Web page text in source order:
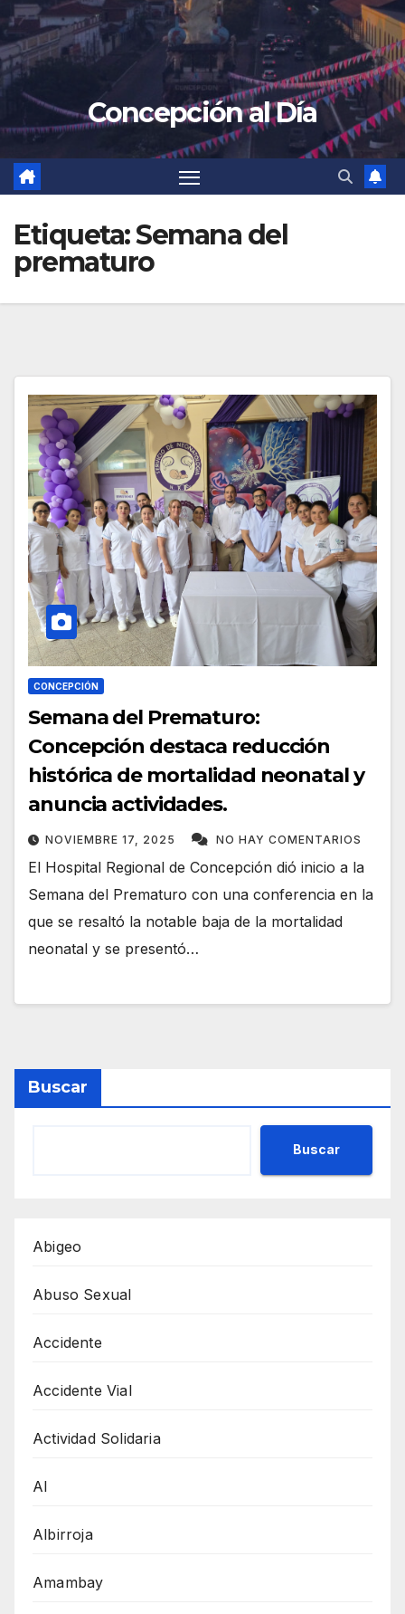
Concepción al Día
Etiqueta:Semana del
prematuro
CONCEPCIÓN
Semana del Prematuro:
Concepción destaca reducción
histórica de mortalidad neonatal y
anuncia actividades.
NOVIEMBRE 17, 2025 NO HAY COMENTARIOS
El Hospital Regional de Concepción dió inicio a la
Semana del Prematuro con una conferencia en la
que se resaltó la notable baja de la mortalidad
neonatal y se presentó…
Buscar
Buscar
Abigeo
Abuso Sexual
Accidente
Accidente Vial
Actividad Solidaria
AI
Albirroja
Amambay